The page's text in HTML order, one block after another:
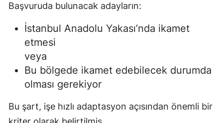
Başvuruda bulunacak adayların:
İstanbul Anadolu Yakası’nda ikamet
etmesi
veya
Bu bölgede ikamet edebilecek durumda
olması gerekiyor
Bu şart, işe hızlı adaptasyon açısından önemli bir